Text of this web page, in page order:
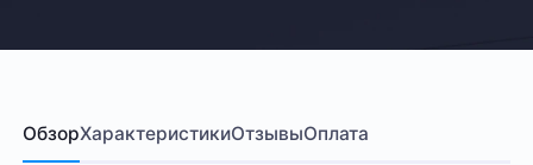
ОбзорХарактеристикиОтзывыОплата